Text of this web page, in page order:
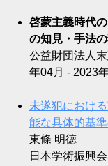
啓蒙主義時代
の知見・手法
公益財団法人
年04月 - 2023
未遂犯におけ
能な具体的基
東條 明徳
日本学術振興